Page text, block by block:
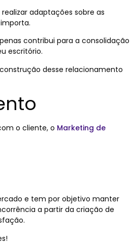
adaptações sobre as
contribui para a consolidação
escritório.
desse relacionamento
o cliente, o Marketing de
e tem por objetivo manter
a partir da criação de
ação.